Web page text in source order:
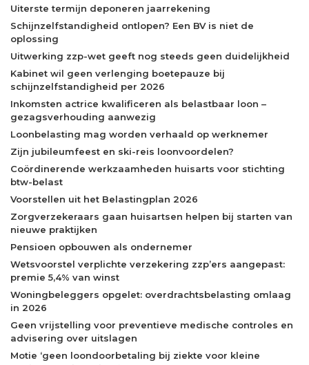
Uiterste termijn deponeren jaarrekening
Schijnzelfstandigheid ontlopen? Een BV is niet de
oplossing
Uitwerking zzp-wet geeft nog steeds geen duidelijkheid
Kabinet wil geen verlenging boetepauze bij
schijnzelfstandigheid per 2026
Inkomsten actrice kwalificeren als belastbaar loon –
gezagsverhouding aanwezig
Loonbelasting mag worden verhaald op werknemer
Zijn jubileumfeest en ski-reis loonvoordelen?
Coördinerende werkzaamheden huisarts voor stichting
btw-belast
Voorstellen uit het Belastingplan 2026
Zorgverzekeraars gaan huisartsen helpen bij starten van
nieuwe praktijken
Pensioen opbouwen als ondernemer
Wetsvoorstel verplichte verzekering zzp’ers aangepast:
premie 5,4% van winst
Woningbeleggers opgelet: overdrachtsbelasting omlaag
in 2026
Geen vrijstelling voor preventieve medische controles en
advisering over uitslagen
Motie ‘geen loondoorbetaling bij ziekte voor kleine